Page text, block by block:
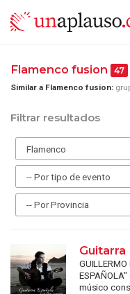
Flamenco fusion 47
Similar a Flamenco fusion:
Filtrar resultados
Guitarra
músico